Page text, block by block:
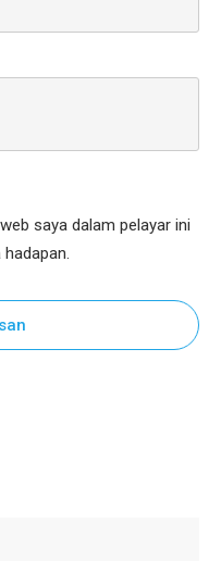
saya dalam pelayar ini